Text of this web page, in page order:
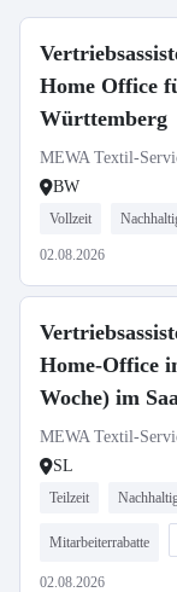
Home Office
Württemberg
MEWA Textil-
BW
Vollzeit
02.08.2026
Home-Office
Woche) im
MEWA Textil-
SL
Teilzeit
Mitarbeiterrabatte
02.08.2026